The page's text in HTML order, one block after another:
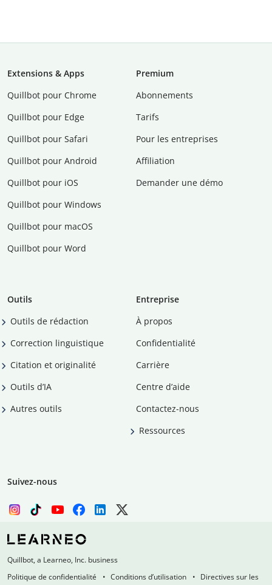
Extensions & Apps
Quillbot pour Chrome
Quillbot pour Edge
Quillbot pour Safari
Quillbot pour Android
Quillbot pour iOS
Quillbot pour Windows
Quillbot pour macOS
Quillbot pour Word
Premium
Abonnements
Tarifs
Pour les entreprises
Affiliation
Demander une démo
Outils
Outils de rédaction
Correction linguistique
Citation et originalité
Outils d’IA
Autres outils
Entreprise
À propos
Confidentialité
Carrière
Centre d’aide
Contactez-nous
Ressources
Suivez-nous
Quillbot, a Learneo, Inc. business
Politique de confidentialité
Conditions d’utilisation
Directives sur les